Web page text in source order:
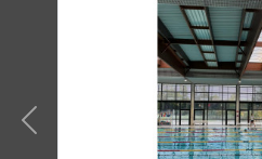
Précedent